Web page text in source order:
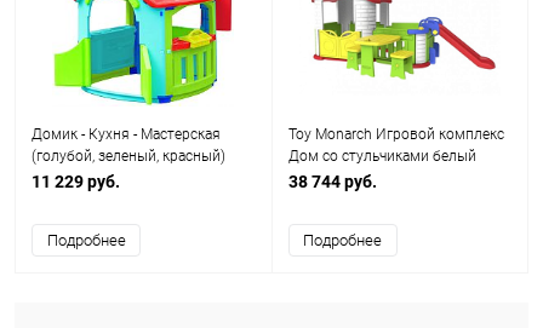
Домик - Кухня - Мастерская
(голубой, зеленый, красный)
Marian Plast 665
11 229 руб.
Подробнее
Toy Monarch Игровой комплекс
Дом со стульчиками белый
38 744 руб.
Подробнее